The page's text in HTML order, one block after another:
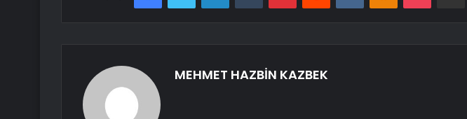
MEHMET HAZBİN KAZBEK